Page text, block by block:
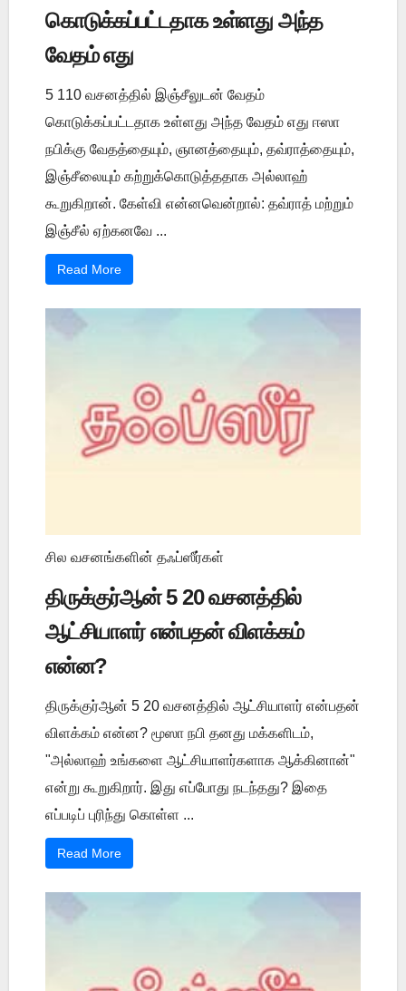
கொடுக்கப்பட்டதாக உள்ளது அந்த
வேதம் எது
5 110 வசனத்தில் இஞ்சீலுடன் வேதம்
கொடுக்கப்பட்டதாக உள்ளது அந்த வேதம் எது ஈஸா
நபிக்கு வேதத்தையும், ஞானத்தையும், தவ்ராத்தையும்,
இஞ்சீலையும் கற்றுக்கொடுத்ததாக அல்லாஹ்
கூறுகிறான். கேள்வி என்னவென்றால்: தவ்ராத் மற்றும்
இஞ்சீல் ஏற்கனவே ...
Read More
சில வசனங்களின் தஃப்ஸீர்கள்
திருக்குர்ஆன் 5 20 வசனத்தில்
ஆட்சியாளர் என்பதன் விளக்கம்
என்ன?
திருக்குர்ஆன் 5 20 வசனத்தில் ஆட்சியாளர் என்பதன்
விளக்கம் என்ன? மூஸா நபி தனது மக்களிடம்,
"அல்லாஹ் உங்களை ஆட்சியாளர்களாக ஆக்கினான்"
என்று கூறுகிறார். இது எப்போது நடந்தது? இதை
எப்படிப் புரிந்து கொள்ள ...
Read More